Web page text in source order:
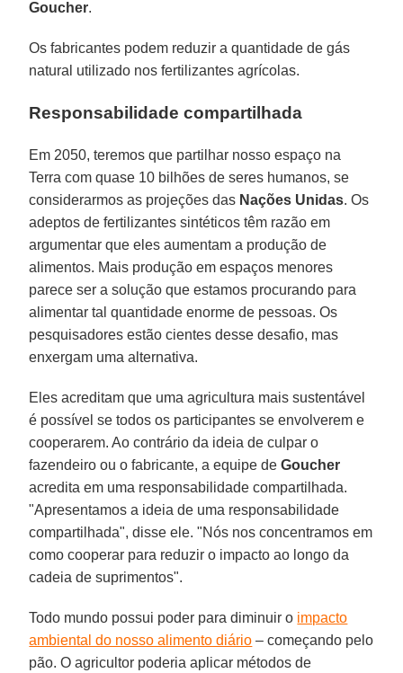
Goucher.
Os fabricantes podem reduzir a quantidade de gás
natural utilizado nos fertilizantes agrícolas.
Responsabilidade compartilhada
Em 2050, teremos que partilhar nosso espaço na
Terra com quase 10 bilhões de seres humanos, se
considerarmos as projeções das Nações Unidas. Os
adeptos de fertilizantes sintéticos têm razão em
argumentar que eles aumentam a produção de
alimentos. Mais produção em espaços menores
parece ser a solução que estamos procurando para
alimentar tal quantidade enorme de pessoas. Os
pesquisadores estão cientes desse desafio, mas
enxergam uma alternativa.
Eles acreditam que uma agricultura mais sustentável
é possível se todos os participantes se envolverem e
cooperarem. Ao contrário da ideia de culpar o
fazendeiro ou o fabricante, a equipe deGoucher
acredita em uma responsabilidade compartilhada.
"Apresentamos a ideia de uma responsabilidade
compartilhada", disse ele. "Nós nos concentramos em
como cooperar para reduzir o impacto ao longo da
cadeia de suprimentos".
Todo mundo possui poder para diminuir o impacto
ambiental do nosso alimento diário – começando pelo
pão. O agricultor poderia aplicar métodos de